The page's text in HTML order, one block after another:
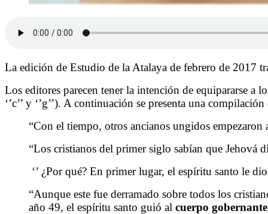
La edición de Estudio de la Atalaya de febrero de 2017
Los editores parecen tener la intención de equipararse a
‘’c’’ y ‘’g’’). A continuación se presenta una
“Con el tiempo, otros ancianos ungidos
“Los cristianos del primer siglo sabían que Jehová
‘’ ¿Por qué? En primer lugar, el espíritu santo le
“Aunque este fue derramado sobre todos los
año 49, el espíritu santo guió al cuerpo gobernante